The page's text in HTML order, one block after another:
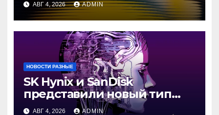
АВГ 4, 2026 ADMIN
НОВОСТИ РАЗНЫЕ
SK Hynix и SanDisk
представили новый тип
промежуточной памяти
АВГ 4, 2026 ADMIN